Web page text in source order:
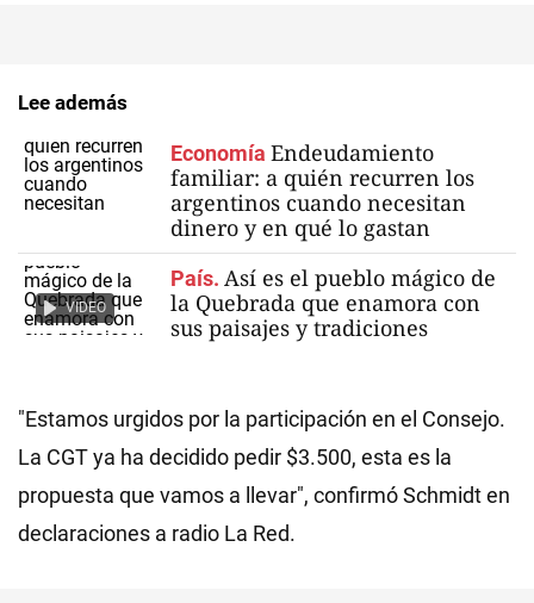
Lee además
Economía Endeudamiento
familiar: a quién recurren los
argentinos cuando necesitan
dinero y en qué lo gastan
VIDEO
País. Así es el pueblo mágico de
la Quebrada que enamora con
sus paisajes y tradiciones
"Estamos urgidos por la participación en el Consejo.
La CGT ya ha decidido pedir $3.500, esta es la
propuesta que vamos a llevar", confirmó Schmidt en
declaraciones a radio La Red.